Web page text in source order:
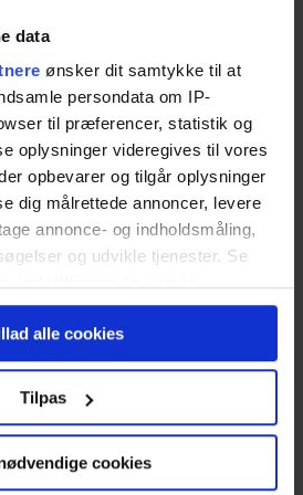
data
ønsker dit samtykke til at
persondata om IP-
til præferencer, statistik og
oplysninger videregives til vores
opbevarer og tilgår oplysninger
dig målrettede annoncer, levere
annonce- og indholdsmåling,
og udvikle tjenester. Se
altid trække dit samtykke
fra vores
ved at trykke på "Privacy
vi også gerne:
oplysninger om din placering,
alle cookies
Tilpas
cookies
er en gratis tilbuds- og
til dig, der leder efter en
med erfaring inden
bolig.
kan hjælpe dig
sommerhus,
Tjenesten er helt
at du får gode salgstilbud
uden selv at skulle
er udviklet og drevet af den
Nettbureau AS, som er en af